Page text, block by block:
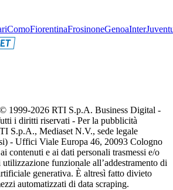
ComoFiorentinaFrosinoneGenoaInter
1999-2026 RTI S.p.A. Business Digital -
i diritti riservati - Per la pubblicità
S.p.A., Mediaset N.V., sede legale
- Uffici Viale Europa 46, 20093 Cologno
contenuti e ai dati personali trasmessi e/o
funzionale all’addestramento di
generativa. È altresì fatto divieto
automatizzati di data scraping.